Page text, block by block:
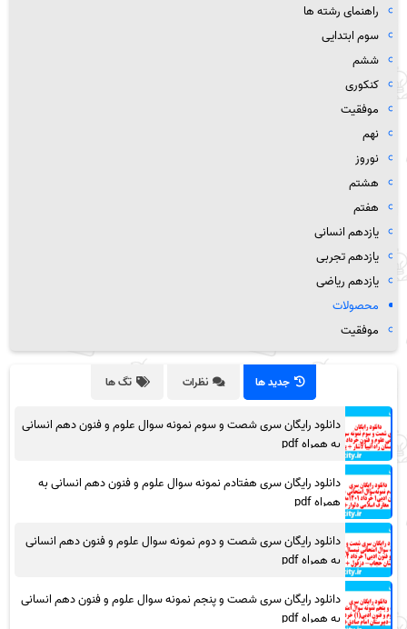
راهنمای رشته ها
سوم ابتدایی
ششم
کنکوری
موفقیت
نهم
نوروز
هشتم
هفتم
یازدهم انسانی
یازدهم تجربی
یازدهم ریاضی
محصولات
موفقیت
جدید ها نظرات تگ ها
دانلود رایگان سری شصت و سوم نمونه سوال علوم و فنون دهم انسانی
به همراه pdf
دانلود رایگان سری هفتادم نمونه سوال علوم و فنون دهم انسانی به
همراه pdf
دانلود رایگان سری شصت و دوم نمونه سوال علوم و فنون دهم انسانی
به همراه pdf
دانلود رایگان سری شصت و پنجم نمونه سوال علوم و فنون دهم انسانی
به همراه pdf